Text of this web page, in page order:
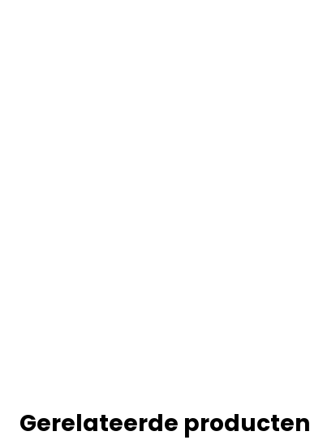
Gerelateerde producten